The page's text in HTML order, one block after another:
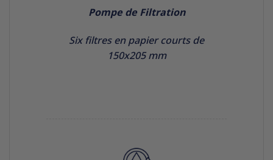
Pompe de Filtration
Six filtres en papier courts de
150x205 mm